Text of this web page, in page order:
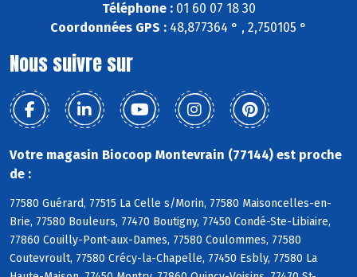
Téléphone :01 60 07 18 30
Coordonnées GPS : 48,877364 ° , 2,750105 °
Nous suivre sur
Votre magasin Biocoop Montevrain (77144) est proche
de :
77580 Guérard, 77515 La Celle s/Morin, 77580 Maisoncelles-en-
Brie, 77580 Bouleurs, 77470 Boutigny, 77450 Condé-Ste-Libiaire,
77860 Couilly-Pont-aux-Dames, 77580 Coulommes, 77580
Coutevroult, 77580 Crécy-la-Chapelle, 77450 Esbly, 77580 La